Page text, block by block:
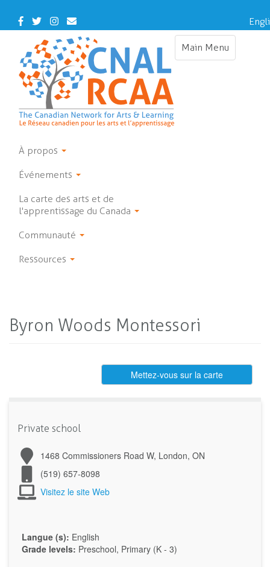
main
Facebook
TwitterInstagram
Contact
Us
Main Menu
Toggle
À propos
Événements
La carte des arts et de
l'apprentissage du Canada
Communauté
Ressources
Byron Woods Montessori
Mettez-vous sur la carte
Private school
1468 Commissioners Road W, London, ON
(519) 657-8098
Visitez le site Web
Langue (s): English
Grade levels: Preschool, Primary (K - 3)